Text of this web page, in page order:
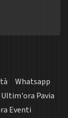
Whatsapp
Ultim'ora Pavia
Eventi